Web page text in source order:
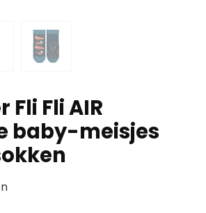
Fli AIR
baby-meisjes